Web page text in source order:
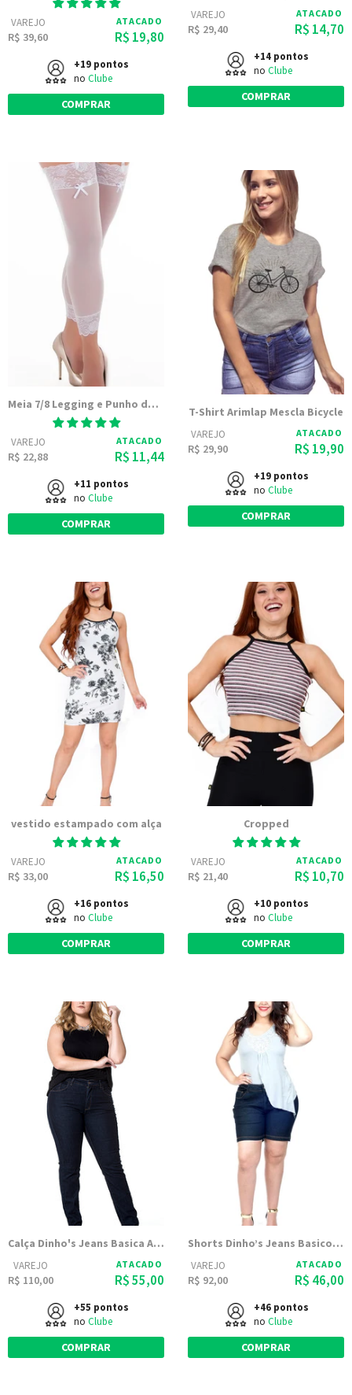
VAREJO
R$ 39,60
ATACADO
R$ 19,80
+19 pontos
no Clube
COMPRAR
VAREJO
R$ 29,40
ATACADO
R$ 14,70
+14 pontos
no Clube
COMPRAR
Meia 7/8 Legging e Punho de Renda
VAREJO
R$ 22,88
ATACADO
R$ 11,44
+11 pontos
no Clube
COMPRAR
T-Shirt Arimlap Mescla Bicycle
VAREJO
R$ 29,90
ATACADO
R$ 19,90
+19 pontos
no Clube
COMPRAR
vestido estampado com alça
VAREJO
R$ 33,00
ATACADO
R$ 16,50
+16 pontos
no Clube
COMPRAR
Cropped
VAREJO
R$ 21,40
ATACADO
R$ 10,70
+10 pontos
no Clube
COMPRAR
Calça Dinho's Jeans Basica Amaciada Bolso Antifurto - Feminina
VAREJO
R$ 110,00
ATACADO
R$ 55,00
+55 pontos
no Clube
COMPRAR
Shorts Dinho’s Jeans Basico Amaciada - Femenino
VAREJO
R$ 92,00
ATACADO
R$ 46,00
+46 pontos
no Clube
COMPRAR